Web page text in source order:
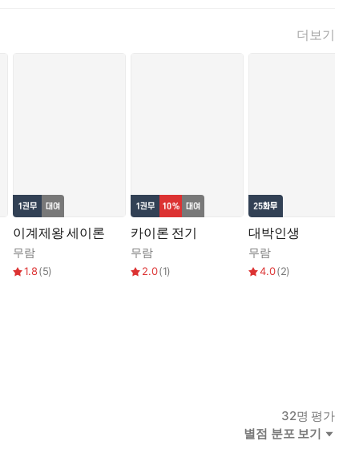
더보기
이계제왕 세이론
무람
1.8(5)
카이론 전기
무람
2.0(1)
대박인생
무람
4.0(2)
32명 평가
별점 분포 보기